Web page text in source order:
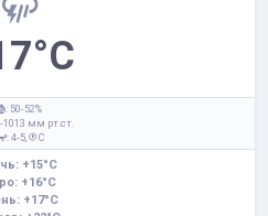
: 50-52%
1013 мм рт.ст.
: 4-5,
С
+15°C
+16°C
+17°C